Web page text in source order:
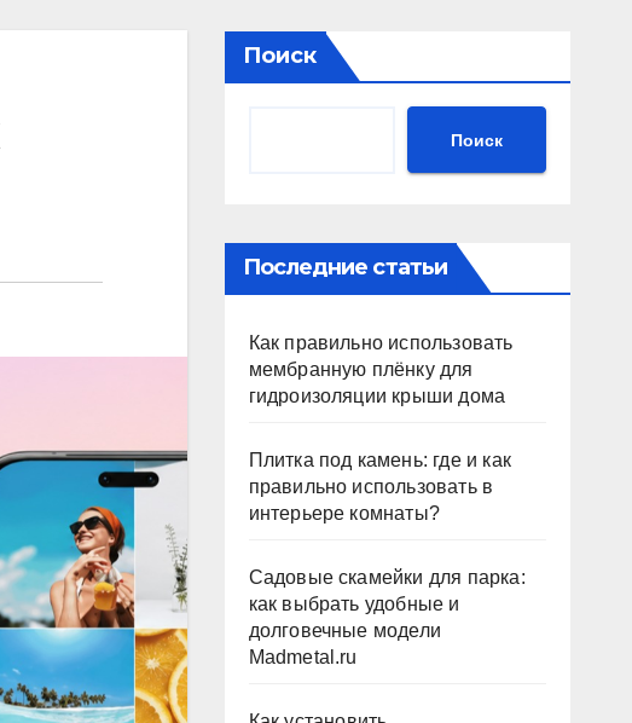
Поиск
Поиск
Последние статьи
Как правильно использовать
мембранную плёнку для
гидроизоляции крыши дома
Плитка под камень: где и как
правильно использовать в
интерьере комнаты?
Садовые скамейки для парка:
как выбрать удобные и
долговечные модели
Madmetal.ru